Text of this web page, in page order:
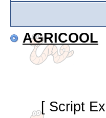
AGRICOOL
[ Script